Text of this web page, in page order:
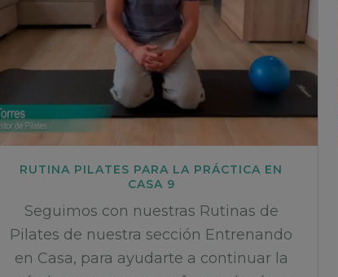
RUTINA PILATES PARA LA PRÁCTICA EN
CASA 9
Seguimos con nuestras Rutinas de
Pilates de nuestra sección Entrenando
en Casa, para ayudarte a continuar la